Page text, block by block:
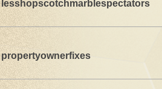
lesshopscotchmarblespectators
propertyownerfixes